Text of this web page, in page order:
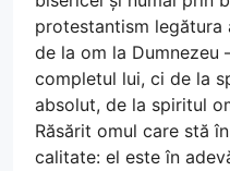
protestantism legătura
de la om la Dumnezeu
completul lui, ci de la
absolut, de la spiritul
Răsărit omul care stă
calitate: el este în